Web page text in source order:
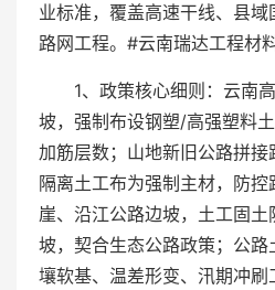
业标准，覆盖高速干线、县
路网工程。#云南瑞达工程材
1、政策核心细则：云南
坡，强制布设钢塑/高强塑料
加筋层数；山地新旧公路拼接
隔离土工布为强制主材，防
崖、沿江公路边坡，土工固
坡，契合生态公路政策；公
壤软基、温差形变、汛期冲